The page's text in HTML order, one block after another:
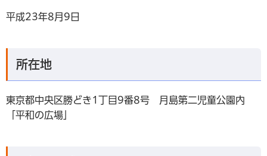
平成23年8月9日
所在地
東京都中央区勝どき1丁目9番8号 月島第二児童公園内
「平和の広場」